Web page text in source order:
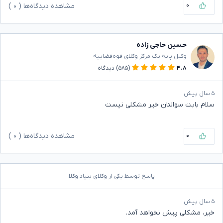
۰ مشاهده دیدگاه‌ها ( ۰
حسین حاجی زاده
وکیل پایه یک مرکز وکلای قوه‌قضاییه
۴.۸
(۵۸۵) دیدگاه
۵ سال پیش
سلام بابت سوالتان خیر مشکلی نیست
۰ مشاهده دیدگاه‌ها ( ۰
پاسخ توسط یکی از وکلای بنیاد وکلا
۵ سال پیش
خیر، مشکلی پیش نخواهد آمد.